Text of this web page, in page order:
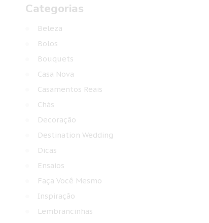
Categorias
Beleza
Bolos
Bouquets
Casa Nova
Casamentos Reais
Chás
Decoração
Destination Wedding
Dicas
Ensaios
Faça Você Mesmo
Inspiração
Lembrancinhas